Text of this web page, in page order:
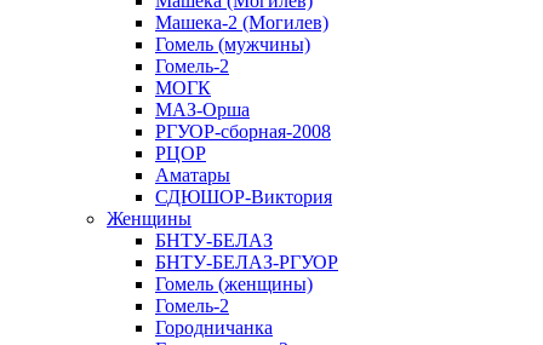
Машека-2 (Могилев)
Гомель (мужчины)
Гомель-2
МОГК
МАЗ-Орша
РГУОР-сборная-2008
РЦОР
Аматары
СДЮШОР-Виктория
Женщины
БНТУ-БЕЛАЗ
БНТУ-БЕЛАЗ-РГУОР
Гомель (женщины)
Гомель-2
Городничанка